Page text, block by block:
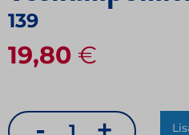
139
19,80 €